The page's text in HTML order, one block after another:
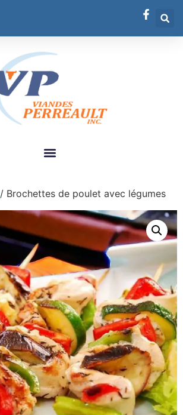
/ Brochettes de poulet avec légumes